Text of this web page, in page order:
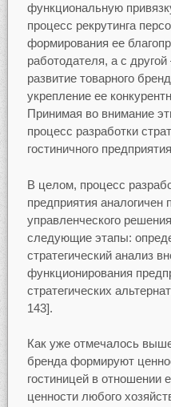
функциональную
процесс рекрутинга
формирования ее
работодателя, а с
развитие товарного
укрепление ее
Принимая во внимание
процесс разработки
гостиничного
В целом, процесс
предприятия аналогичен
управленческого
следующие этапы:
стратегический анализ
функционирования
стратегических
143].
Как уже отмечалось
бренда формируют
гостиницей в отношении
ценности любого